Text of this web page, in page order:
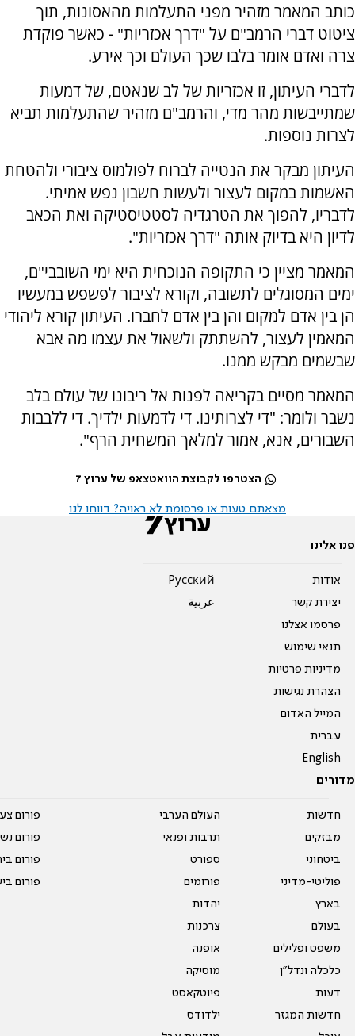
כותב המאמר מזהיר מפני התעלמות מהאסונות, תוך
ציטוט דברי הרמב"ם על "דרך אכזריות" - כאשר פוקדת
צרה ואדם אומר בלבו שכך העולם וכך אירע.
לדברי העיתון, זו אכזריות של לב שנאטם, של דמעות
שמתייבשות מהר מדי, והרמב"ם מזהיר שהתעלמות תביא
לצרות נוספות.
העיתון מבקר את הנטייה לברוח לפולמוס ציבורי ולהטחת
האשמות במקום לעצור ולעשות חשבון נפש אמיתי.
לדבריו, להפוך את הטרגדיה לסטטיסטיקה ואת הכאב
לדיון היא בדיוק אותה "דרך אכזריות".
המאמר מציין כי התקופה הנוכחית היא ימי השובבי"ם,
ימים המסוגלים לתשובה, וקורא לציבור לפשפש במעשיו
הן בין אדם למקום והן בין אדם לחברו. העיתון קורא ליהודי
המאמין לעצור, להשתתק ולשאול את עצמו מה אבא
שבשמים מבקש ממנו.
המאמר מסיים בקריאה לפנות אל ריבונו של עולם בלב
נשבר ולומר: "די לצרותינו. די לדמעות ילדיך. די ללבבות
השבורים, אנא, אמור למלאך המשחית הרף".
הצטרפו לקבוצת הוואטצאפ של ערוץ 7
מצאתם טעות או פרסומת לא ראויה? דווחו לנו
פנו אלינו
אודות
יצירת קשר
פרסמו אצלנו
תנאי שימוש
מדיניות פרטיות
הצהרת נגישות
המייל האדום
עברית
English
Pусский
عربية
מדורים
חדשות
מבזקים
ביטחוני
פוליטי-מדיני
בארץ
בעולם
משפט ופלילים
כלכלה ונדל"ן
דעות
חדשות המגזר
העולם הערבי
תרבות ופנאי
ספורט
פורומים
יהדות
צרכנות
אופנה
מוסיקה
פיוטקאסט
ילדודס
פורום
פורום
פורום
פורום